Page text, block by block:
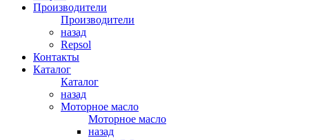
Производители
Производители
назад
Repsol
Контакты
Каталог
Каталог
назад
Моторное масло
Моторное масло
назад